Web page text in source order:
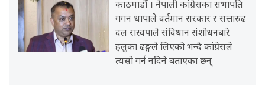
काठमाडौँ । नेपाली कांग्रेसका सभापति
गगन थापाले वर्तमान सरकार र सत्तारुढ
दल रास्वपाले संविधान संशोधनबारे
हलुका ढङ्गले लिएको भन्दै कांग्रेसले
त्यसो गर्न नदिने बताएका छन्